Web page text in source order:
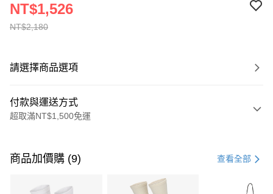
NT$2,180
NT$1,526
請選擇商品選項
付款與運送方式
超取滿NT$1,500免運
信用卡一次付款
商品加價購 (9) 查看全部